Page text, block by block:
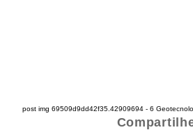
post img 69509d9dd42f35.42909694 - 6